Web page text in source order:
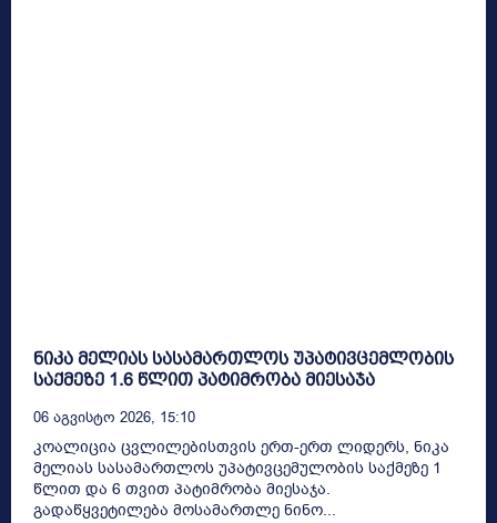
ნიკა მელიას სასამართლოს უპატივცემლობის
საქმეზე 1.6 წლით პატიმრობა მიესაჯა
06 Აგვისტო 2026, 15:10
კოალიცია ცვლილებისთვის ერთ-ერთ ლიდერს, ნიკა
მელიას სასამართლოს უპატივცემულობის საქმეზე 1
წლით და 6 თვით პატიმრობა მიესაჯა.
გადაწყვეტილება მოსამართლე ნინო...